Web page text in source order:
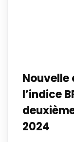
l’indice
2024